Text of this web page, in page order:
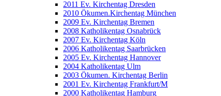
2011 Ev. Kirchentag Dresden
2010 Ökumen.Kirchentag München
2009 Ev. Kirchentag Bremen
2008 Katholikentag Osnabrück
2007 Ev. Kirchentag Köln
2006 Katholikentag Saarbrücken
2005 Ev. Kirchentag Hannover
2004 Katholikentag Ulm
2003 Ökumen. Kirchentag Berlin
2001 Ev. Kirchentag Frankfurt/M
2000 Katholikentag Hamburg